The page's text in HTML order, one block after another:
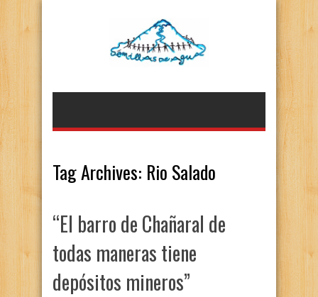
Tag Archives: Rio Salado
“El barro de Chañaral de
todas maneras tiene
depósitos mineros”